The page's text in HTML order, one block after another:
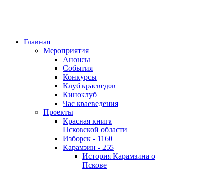
Главная
Мероприятия
Анонсы
События
Конкурсы
Клуб краеведов
Киноклуб
Час краеведения
Проекты
Красная книга
Псковской области
Изборск - 1160
Карамзин - 255
История Карамзина о
Пскове